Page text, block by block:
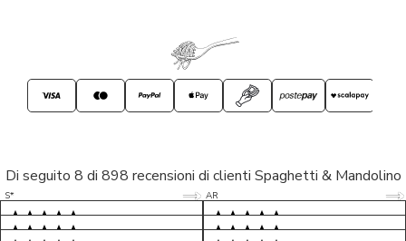
Di seguito 8 di 898 recensioni di clienti Spaghetti & Mandolino
S* 5/5
LP 5/5
M* 5/5
AR 5/5
D* 5/5
S* 5/5